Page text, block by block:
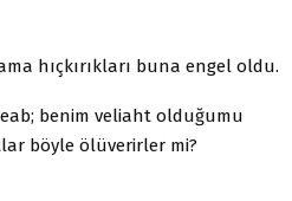
hıçkırıkları buna engel oldu.
benim veliaht olduğumu
böyle ölüverirler mi?